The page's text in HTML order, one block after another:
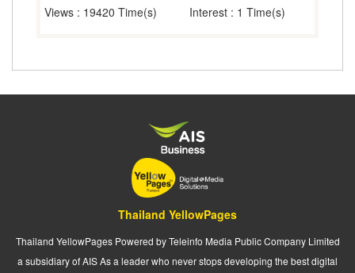
Views : 19420 Time(s) Interest : 1 Time(s)
Thailand YellowPages
Thailand YellowPages Powered by Teleinfo Media Public Company Limited
a subsidiary of AIS As a leader who never stops developing the best digital